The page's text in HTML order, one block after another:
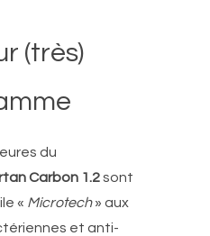
(très)
du
Carbon 1.2sont
« Microtech» aux
et anti-